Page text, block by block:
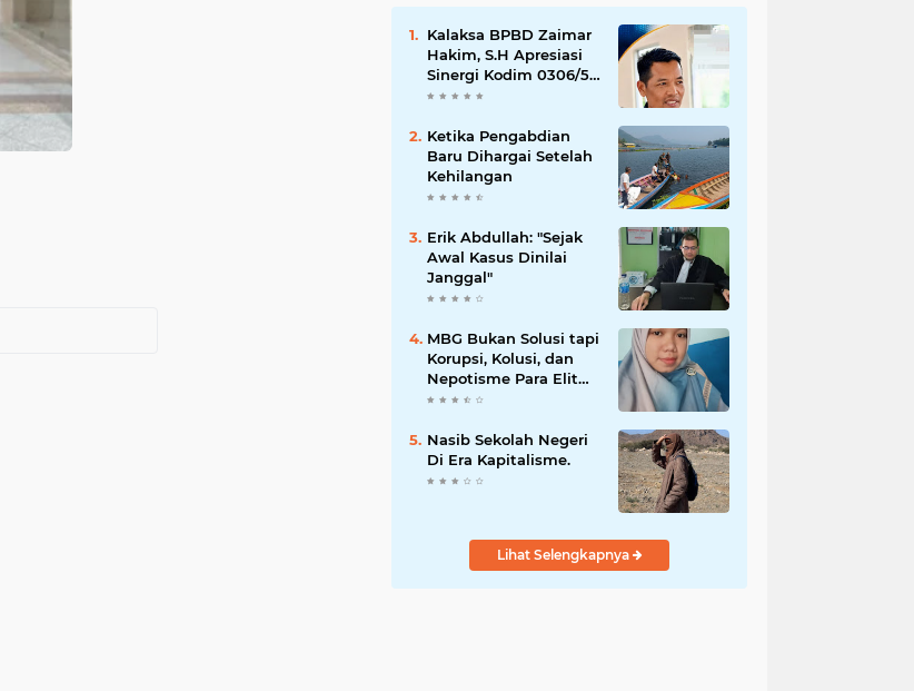
Kalaksa BPBD Zaimar
Hakim, S.H Apresiasi
Sinergi Kodim 0306/50
Kota dalam
dan Penanganan
Bencana
Ketika Pengabdian
Baru Dihargai Setelah
Kehilangan
Erik Abdullah: "Sejak
Awal Kasus Dinilai
Janggal"
MBG Bukan Solusi tapi
Korupsi, Kolusi, dan
Nepotisme Para Elit
Politik, Kolusi, dan
Politik
Nasib Sekolah Negeri
Di Era Kapitalisme.
Lihat Selengkapnya